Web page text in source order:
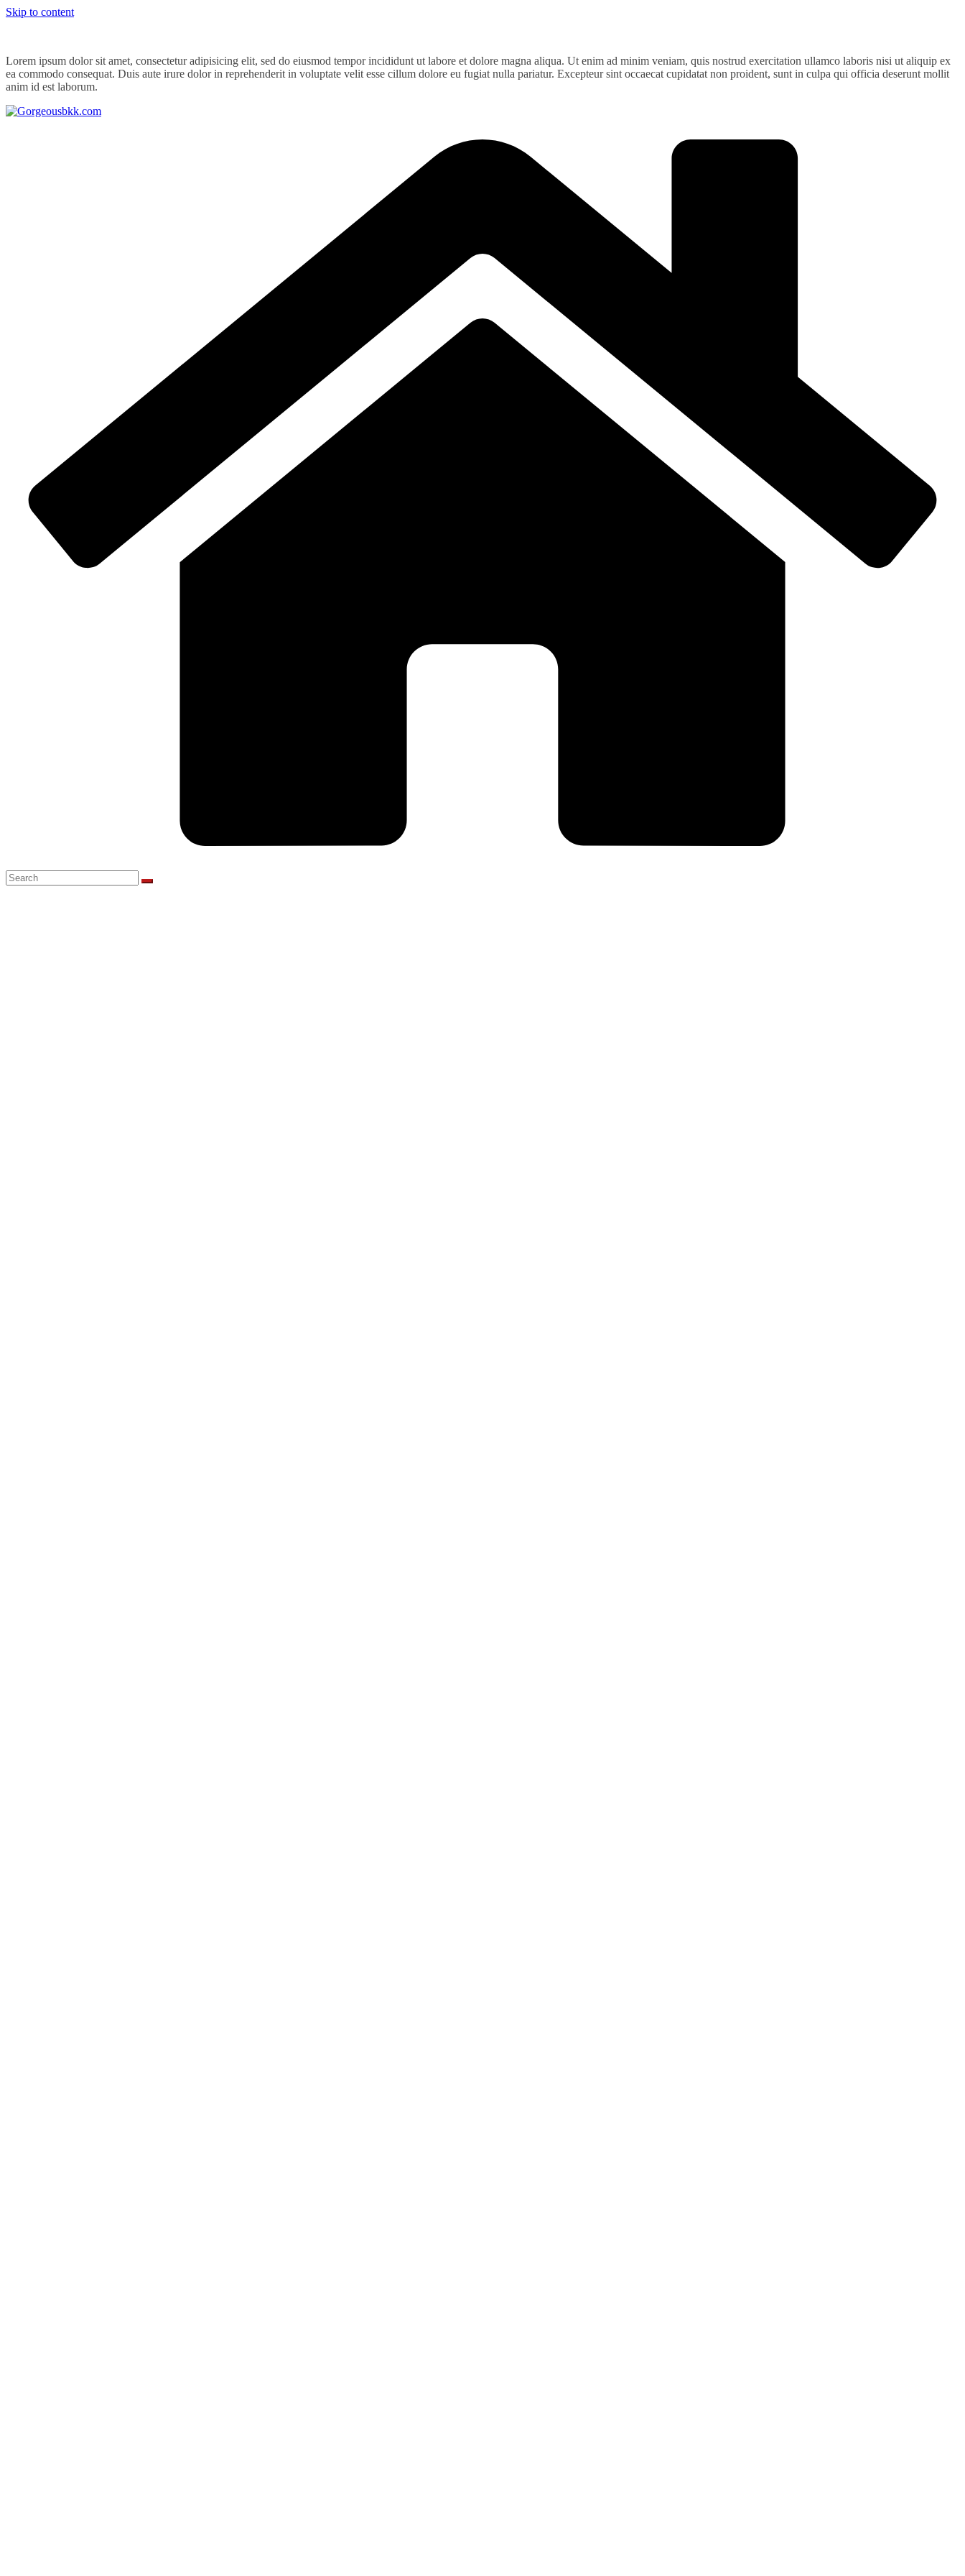
Skip to content
Lorem ipsum dolor sit amet, consectetur adipisicing elit, sed do eiusmod tempor incididunt ut labore et dolore magna aliqua. Ut enim ad minim veniam, quis nostrud exercitation ullamco laboris nisi ut aliquip ex
ea commodo consequat. Duis aute irure dolor in reprehenderit in voluptate velit esse cillum dolore eu fugiat nulla pariatur. Excepteur sint occaecat cupidatat non proident, sunt in culpa qui officia deserunt mollit
anim id est laborum.